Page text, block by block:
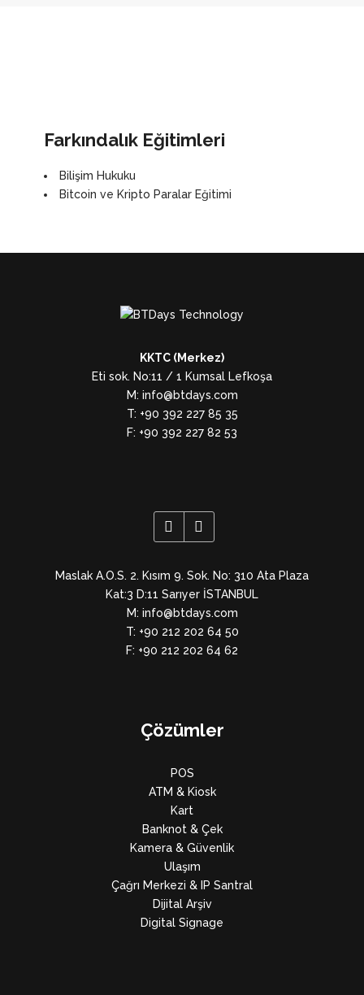
Farkındalık Eğitimleri
Bilişim Hukuku
Bitcoin ve Kripto Paralar Eğitimi
KKTC (Merkez)
Eti sok. No:11 / 1 Kumsal Lefkoşa
M: info@btdays.com
T: +90 392 227 85 35
F: +90 392 227 82 53
Maslak A.O.S. 2. Kısım 9. Sok. No: 310 Ata Plaza
Kat:3 D:11 Sarıyer İSTANBUL
M: info@btdays.com
T: +90 212 202 64 50
F: +90 212 202 64 62
Çözümler
POS
ATM & Kiosk
Kart
Banknot & Çek
Kamera & Güvenlik
Ulaşım
Çağrı Merkezi & IP Santral
Dijital Arşiv
Digital Signage